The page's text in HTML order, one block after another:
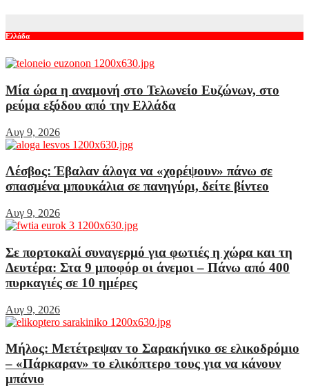
Ελλάδα
Μία ώρα η αναμονή στο Τελωνείο Ευζώνων, στο
ρεύμα εξόδου από την Ελλάδα
Αυγ 9, 2026
Λέσβος: Έβαλαν άλογα να «χορέψουν» πάνω σε
σπασμένα μπουκάλια σε πανηγύρι, δείτε βίντεο
Αυγ 9, 2026
Σε πορτοκαλί συναγερμό για φωτιές η χώρα και τη
Δευτέρα: Στα 9 μποφόρ οι άνεμοι – Πάνω από 400
πυρκαγιές σε 10 ημέρες
Αυγ 9, 2026
Μήλος: Μετέτρεψαν το Σαρακήνικο σε ελικοδρόμιο
– «Πάρκαραν» το ελικόπτερο τους για να κάνουν
μπάνιο